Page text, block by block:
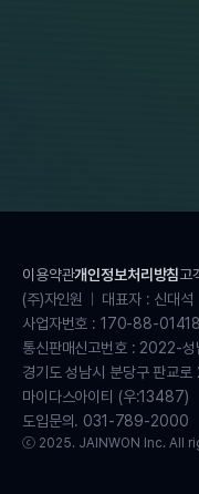
이용약관개인정보처리방침고
(주)자인원
대표자 : 신대석
사업자번호 : 170-88-01418
통신판매신고번호 : 2022-
경기도 성남시 분당구 판교
마이다스아이티 (우:13487)
도입문의. 031-789-2000
ⓒ 2025. JAINWON Inc. All